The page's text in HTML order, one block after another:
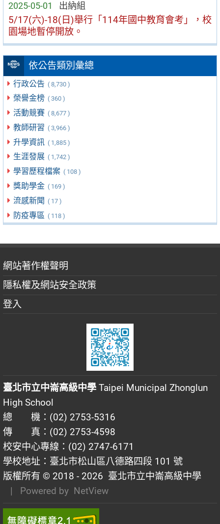
2025-05-01 出納組
5/17(六)-18(日)舉行「114年國中教育會考」，校
園場地暫停開放。
依公告類別彙總
行政公告 ( 8,730 )
榮譽金榜 ( 360 )
活動競賽 ( 8,677 )
教師研習 ( 3,966 )
升學資訊 ( 1,885 )
生涯發展 ( 1,742 )
學習歷程檔案 ( 108 )
獎助學金 ( 169 )
流感新聞 ( 17 )
防疫專區 ( 118 )
網站著作權聲明
隱私權及網站安全政策
登入
臺北市立中崙高級中學 Taipei Municipal Zhonglun
High School
總 機：(02) 2753-5316
傳 真：(02) 2753-4598
校安中心專線：(02) 2747-6171
學校地址：臺北市松山區八德路四段 101 號
版權所有 © 2018 - 2026 臺北市立中崙高級中學
| Powered by NetView